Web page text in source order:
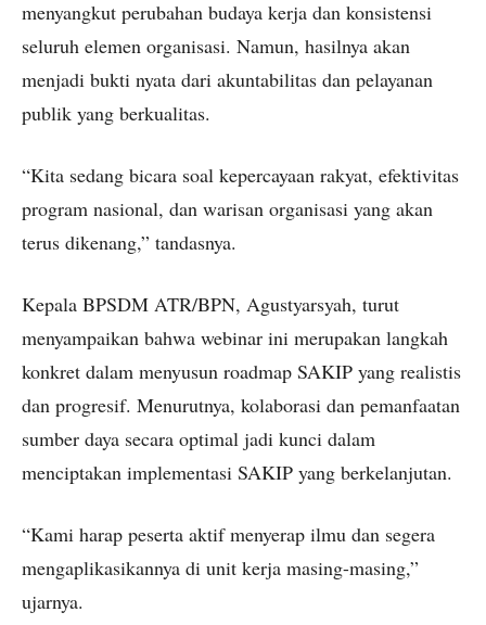
menyangkut perubahan budaya kerja dan konsistensi
seluruh elemen organisasi. Namun, hasilnya akan
menjadi bukti nyata dari akuntabilitas dan pelayanan
publik yang berkualitas.
“Kita sedang bicara soal kepercayaan rakyat, efektivitas
program nasional, dan warisan organisasi yang akan
terus dikenang,” tandasnya.
Kepala BPSDM ATR/BPN, Agustyarsyah, turut
menyampaikan bahwa webinar ini merupakan langkah
konkret dalam menyusun roadmap SAKIP yang realistis
dan progresif. Menurutnya, kolaborasi dan pemanfaatan
sumber daya secara optimal jadi kunci dalam
menciptakan implementasi SAKIP yang berkelanjutan.
“Kami harap peserta aktif menyerap ilmu dan segera
mengaplikasikannya di unit kerja masing-masing,”
ujarnya.